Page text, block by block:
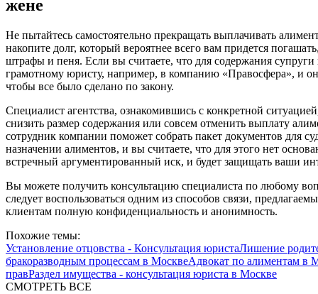
жене
Не пытайтесь самостоятельно прекращать выплачивать
накопите долг, который вероятнее всего вам придется
штрафы и пеня. Если вы считаете, что для содержания
грамотному юристу, например, в компанию «Правосфера», и
чтобы все было сделано по закону.
Специалист агентства, ознакомившись с конкретной
снизить размер содержания или совсем отменить выплату
сотрудник компании поможет собрать пакет документов для
назначении алиментов, и вы считаете, что для этого нет
встречный аргументированный иск, и будет защищать ваши
Вы можете получить консультацию специалиста по любому
следует воспользоваться одним из способов связи,
клиентам полную конфиденциальность и анонимность.
Похожие темы:
Установление отцовства - Консультация юристаЛишение
бракоразводным процессам в МосквеАдвокат по алиментам в
правРаздел имущества - консультация юриста в Москве
СМОТРЕТЬ ВСЕ